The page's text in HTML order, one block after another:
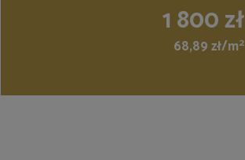
1 800 zł
68,89 zł/m2